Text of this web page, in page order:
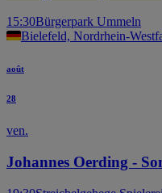
15:30Bürgerpark Ummeln
Bielefeld, Nordrhein-
août
28
ven.
Johannes Oerding -